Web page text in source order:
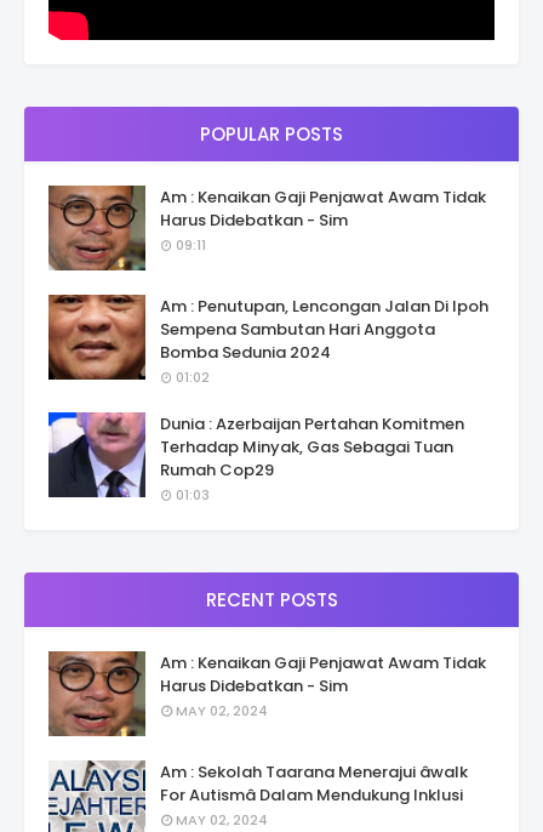
POPULAR POSTS
Am : Kenaikan Gaji Penjawat Awam Tidak
Harus Didebatkan - Sim
09:11
Am : Penutupan, Lencongan Jalan Di Ipoh
Sempena Sambutan Hari Anggota
Bomba Sedunia 2024
01:02
Dunia : Azerbaijan Pertahan Komitmen
Terhadap Minyak, Gas Sebagai Tuan
Rumah Cop29
01:03
RECENT POSTS
Am : Kenaikan Gaji Penjawat Awam Tidak
Harus Didebatkan - Sim
MAY 02, 2024
Am : Sekolah Taarana Menerajui âwalk
For Autismâ Dalam Mendukung Inklusi
MAY 02, 2024